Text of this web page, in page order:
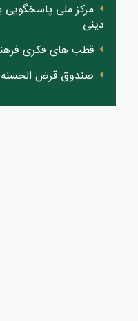
مرکز ملی پاسخگویی
دینی
قطب های فکری
صندوق قرض الحسنه